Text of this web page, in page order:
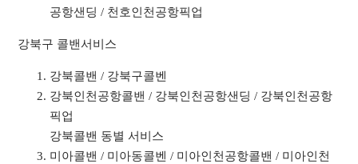
공항샌딩 / 천호인천공항픽업
강북구 콜밴서비스
강북콜밴 / 강북구콜벤
강북인천공항콜밴 / 강북인천공항샌딩 / 강북인천공항
픽업
강북콜밴 동별 서비스
미아콜밴 / 미아동콜벤 / 미아인천공항콜밴 / 미아인천